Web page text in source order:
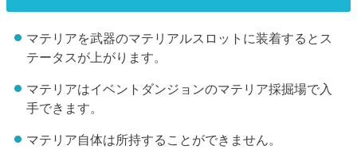
マテリアを武器のマテリアルスロットに装着するとス
テータスが上がります。
マテリアはイベントダンジョンのマテリア採掘場で入
手できます。
マテリア自体は所持することができません。